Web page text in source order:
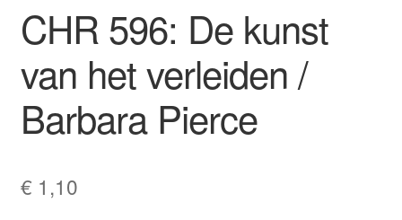
CHR 596: De kunst
van het verleiden /
Barbara Pierce
€ 1,10